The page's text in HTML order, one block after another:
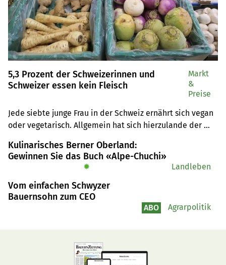
5,3 Prozent der Schweizerinnen und
Schweizer essen kein Fleisch
Jede siebte junge Frau in der Schweiz ernährt sich vegan
oder vegetarisch. Allgemein hat sich hierzulande der
Markt
&
Preise
Kulinarisches Berner Oberland:
Gewinnen Sie das Buch «Alpe-Chuchi»
✹ Landleben
Vom einfachen Schwyzer
Bauernsohn zum CEO
ABO Agrarpolitik